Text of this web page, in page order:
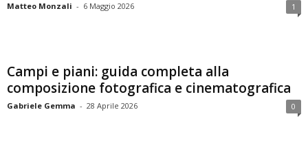
Matteo Monzali - 6 Maggio 2026 1
Campi e piani: guida completa alla
composizione fotografica e cinematografica
Gabriele Gemma - 28 Aprile 2026 0